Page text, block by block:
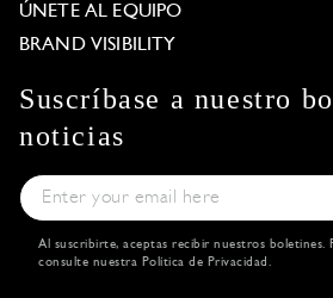
ÚNETE AL EQUIPO
BRAND VISIBILITY
Suscríbase a nuestro
noticias
Al suscribirte, aceptas recibir nuestros boletines.
consulte nuestra Política de Privacidad .